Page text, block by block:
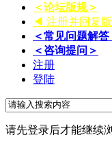
＜论坛版规＞
◀ 注册并回复
＜常见问题解答
＜咨询提问＞
注册
登陆
请先登录后才能继续